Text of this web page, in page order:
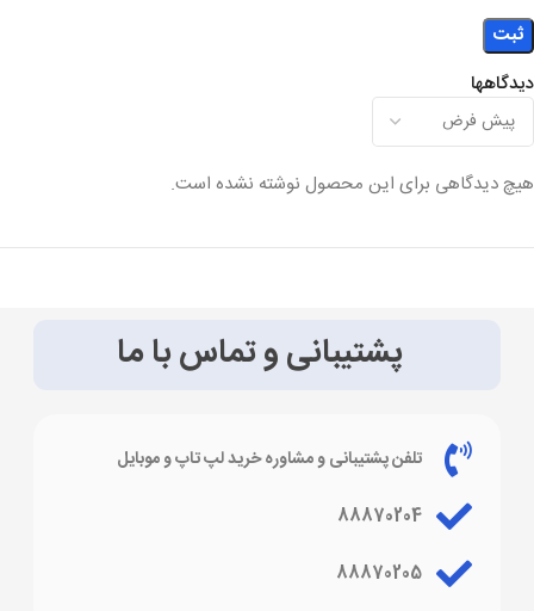
دیدگاهها
هیچ دیدگاهی برای این محصول نوشته نشده است.
پشتیبانی و تماس با ما
تلفن پشتیبانی و مشاوره خرید لپ تاپ و موبایل
88870204
88870205